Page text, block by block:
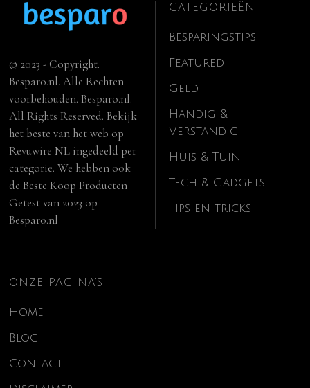
© 2023 - Copyright.
Besparo.nl. Alle Rechten
voorbehouden. Besparo.nl.
All Rights Reserved. Bekijk
het beste van het web op
Revuwire NL ingedeeld per
categorie. We hebben ook
deBeste Koop Producten
Getest van 2023 op
Besparo.nl
CATEGORIEËN
Besparingstips
Featured
Geld
Handig &
Verstandig
Huis & Tuin
Tech & Gadgets
Tips en tricks
ONZE PAGINA’S
Home
Blog
Contact